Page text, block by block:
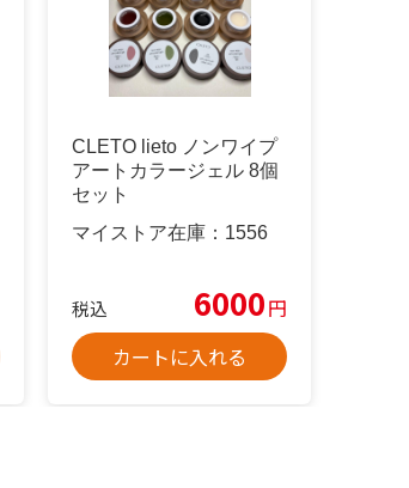
CLETO lieto ノンワイプ
アートカラージェル 8個
セット
マイストア在庫： 1556
税込 6000円
カートに入れる